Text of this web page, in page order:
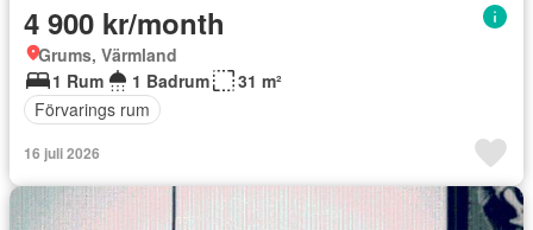
4 900 kr/month
Grums, Värmland
1 Rum
1 Badrum
31 m²
Förvarings rum
16 juli 2026